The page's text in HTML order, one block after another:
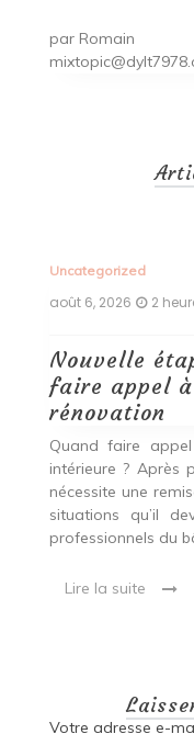
par Romain
Uncategorized
août 6, 2026 2
Nouvelle
faire appel
rénovation
Quand faire
intérieure ? Après
nécessite une
situations qu’il
professionnels du
Lire la suite
Votre adresse e-